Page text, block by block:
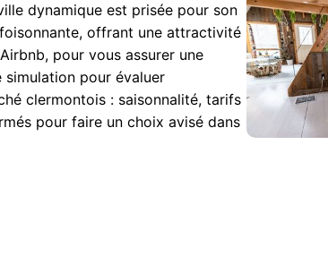
dynamique est prisée pour son
offrant une attractivité
pour vous assurer une
pour évaluer
clermontois : saisonnalité, tarifs
pour faire un choix avisé dans